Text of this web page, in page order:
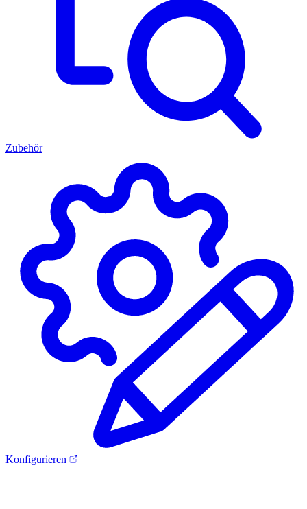
Zubehör
Konfigurieren